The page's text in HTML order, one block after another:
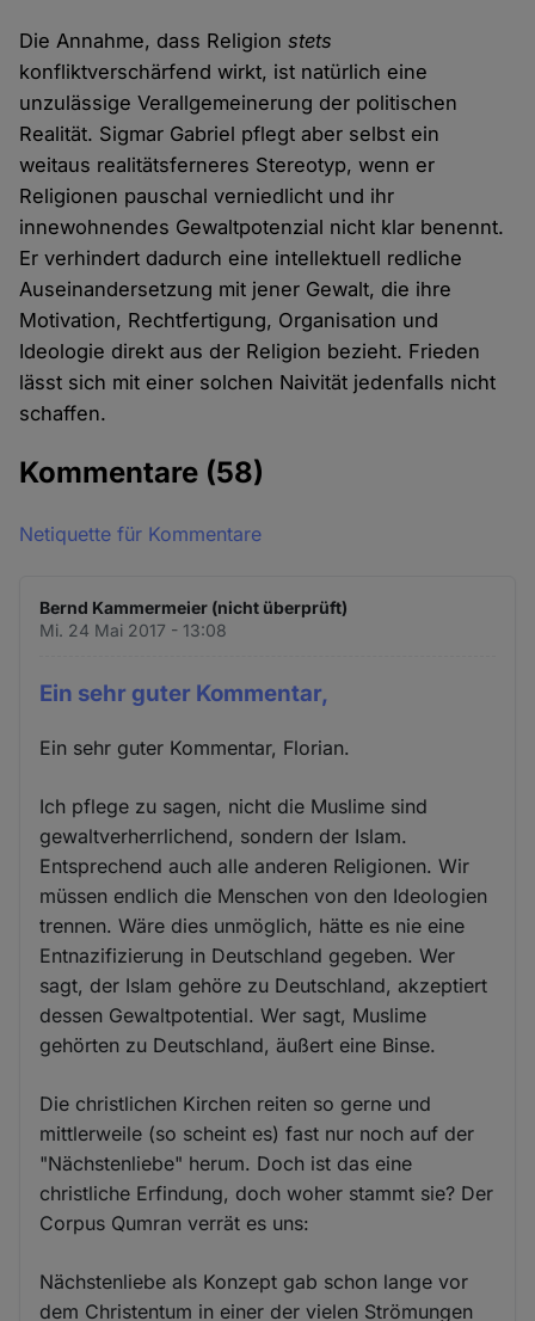
Die Annahme, dass Religionstets
konfliktverschärfend wirkt, ist natürlich eine
unzulässige Verallgemeinerung der politischen
Realität. Sigmar Gabriel pflegt aber selbst ein
weitaus realitätsferneres Stereotyp, wenn er
Religionen pauschal verniedlicht und ihr
innewohnendes Gewaltpotenzial nicht klar benennt.
Er verhindert dadurch eine intellektuell redliche
Auseinandersetzung mit jener Gewalt, die ihre
Motivation, Rechtfertigung, Organisation und
Ideologie direkt aus der Religion bezieht. Frieden
lässt sich mit einer solchen Naivität jedenfalls nicht
schaffen.
Kommentare (58)
Netiquette für Kommentare
Bernd Kammermeier (nicht überprüft)
Mi. 24 Mai 2017 - 13:08
Ein sehr guter Kommentar,
Ein sehr guter Kommentar, Florian.
Ich pflege zu sagen, nicht die Muslime sind
gewaltverherrlichend, sondern der Islam.
Entsprechend auch alle anderen Religionen. Wir
müssen endlich die Menschen von den Ideologien
trennen. Wäre dies unmöglich, hätte es nie eine
Entnazifizierung in Deutschland gegeben. Wer
sagt, der Islam gehöre zu Deutschland, akzeptiert
dessen Gewaltpotential. Wer sagt, Muslime
gehörten zu Deutschland, äußert eine Binse.
Die christlichen Kirchen reiten so gerne und
mittlerweile (so scheint es) fast nur noch auf der
"Nächstenliebe" herum. Doch ist das eine
christliche Erfindung, doch woher stammt sie? Der
Corpus Qumran verrät es uns:
Nächstenliebe als Konzept gab schon lange vor
dem Christentum in einer der vielen Strömungen